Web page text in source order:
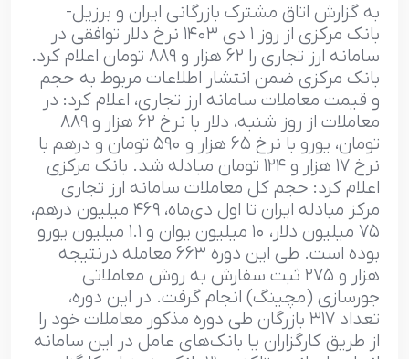
به گزارش اتاق مشترک بازرگانی ایران و برزیل-
بانک مرکزی از روز ۱ دی ۱۴۰۳ نرخ دلار توافقی در
سامانه ارز تجاری را ۶۲ هزار و ۸۸۹ تومان اعلام کرد.
بانک مرکزی ضمن انتشار اطلاعات مربوط به حجم
و قیمت معاملات سامانه ارز تجاری، اعلام کرد: در
معاملات از روز شنبه، دلار با نرخ ۶۲ هزار و ۸۸۹
تومان، یورو با نرخ ۶۵ هزار و ۵۹۰ تومان و درهم با
نرخ ۱۷ هزار و ۱۲۴ تومان مبادله شد. بانک مرکزی
اعلام کرد: حجم کل معاملات سامانه ارز تجاری
مرکز مبادله ایران تا اول دی‌ماه، ۴۶۹ میلیون درهم،
۷۵ میلیون دلار، ۱۰ میلیون یوان و ۱.۱ میلیون یورو
بوده است. طی این دوره ۶۶۳ معامله درنتیجه
هزار و ۲۷۵ ثبت سفارش به روش معاملاتی
جورسازی (مچینگ) انجام گرفت. در این دوره،
تعداد ۳۱۷ بازرگان طی دوره مذکور معاملات خود را
از طریق کارگزاران یا بانک‌های عامل در این سامانه